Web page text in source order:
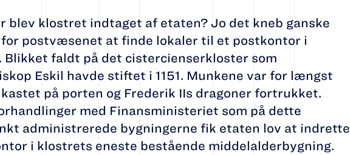
blev klostret indtaget af etaten? Jo det kneb ganske
postvæsenet at finde lokaler til et postkontor i
Blikket faldt på det cistercienserkloster som
Eskil havde stiftet i 1151. Munkene var for længst
på porten og Frederik IIs dragoner fortrukket.
med Finansministeriet som på dette
administrerede bygningerne fik etaten lov at indrette
i klostrets eneste bestående middelalderbygning.